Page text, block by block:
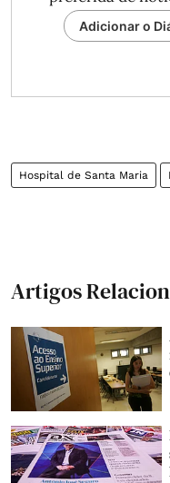
Adicionar o
Hospital de Santa Maria
Artigos